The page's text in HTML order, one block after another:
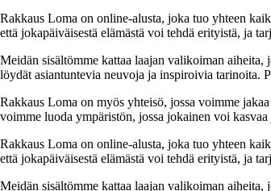
Rakkaus Loma on online-alusta, joka tuo yhteen
että jokapäiväisestä elämästä voi tehdä erityistä, ja
Meidän sisältömme kattaa laajan valikoiman
löydät asiantuntevia neuvoja ja inspiroivia tarinoita.
Rakkaus Loma on myös yhteisö, jossa voimme
voimme luoda ympäristön, jossa jokainen voi
Rakkaus Loma on online-alusta, joka tuo yhteen
että jokapäiväisestä elämästä voi tehdä erityistä, ja
Meidän sisältömme kattaa laajan valikoiman